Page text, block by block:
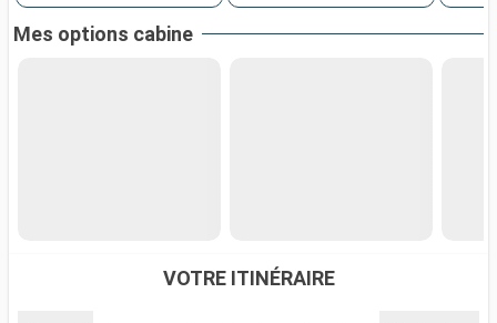
Mes options cabine
VOTRE ITINÉRAIRE